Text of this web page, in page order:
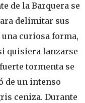
de la Barquera se
delimitar sus
curiosa forma,
quisiera lanzarse
tormenta se
de un intenso
ceniza. Durante